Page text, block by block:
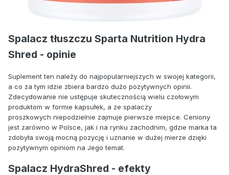
Spalacz tłuszczu Sparta Nutrition Hydra
Shred - opinie
Suplement ten należy do najpopularniejszych w swojej kategorii,
a co za tym idzie zbiera bardzo dużo pozytywnych opinii.
Zdecydowanie nie ustępuje skutecznością wielu czołowym
produktom w formie kapsułek, a ze spalaczy
proszkowych niepodzielnie zajmuje pierwsze miejsce. Ceniony
jest zarówno w Polsce, jak i na rynku zachodnim, gdzie marka ta
zdobyła swoją mocną pozycję i uznanie w dużej mierze dzięki
pozytywnym opiniom na Jego temat.
Spalacz HydraShred - efekty